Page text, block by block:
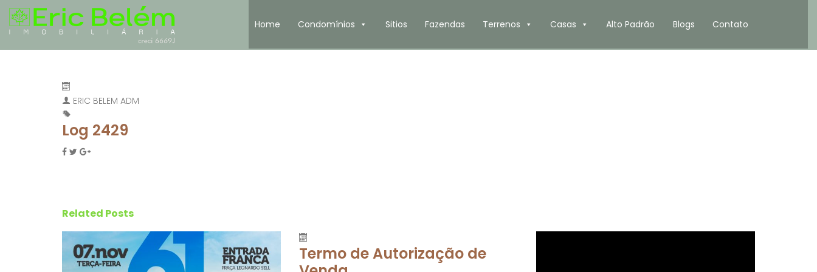
Home Condomínios Sitios Fazendas Terrenos Casas Alto Padrão Blogs Contato
ERIC BELEM ADM
Log 2429
Related Posts
Termo de Autorização de